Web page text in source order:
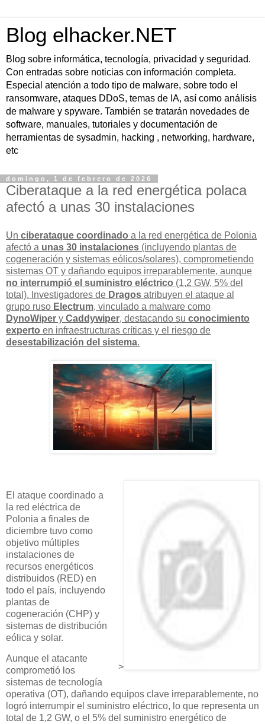
Blog elhacker.NET
Blog sobre informática, tecnología, privacidad y seguridad.
Con entradas sobre noticias con información completa.
Especial atención a todo tipo de malware, sobre todo el
ransomware, ataques DDoS, temas de IA, así como análisis
de malware y spyware. También se tratarán novedades de
software, manuales, tutoriales y documentación de
herramientas de sysadmin, hacking , networking, hardware,
etc
domingo, 1 de febrero de 2026
Ciberataque a la red energética polaca
afectó a unas 30 instalaciones
Un ciberataque coordinado a la red energética de Polonia
afectó a unas 30 instalaciones (incluyendo plantas de
cogeneración y sistemas eólicos/solares), comprometiendo
sistemas OT y dañando equipos irreparablemente, aunque
no interrumpió el suministro eléctrico (1,2 GW, 5% del
total). Investigadores de Dragos atribuyen el ataque al
grupo ruso Electrum, vinculado a malware como
DynoWiper y Caddywiper, destacando su conocimiento
experto en infraestructuras críticas y el riesgo de
desestabilización del sistema.
>
El ataque coordinado a
la red eléctrica de
Polonia a finales de
diciembre tuvo como
objetivo múltiples
instalaciones de
recursos energéticos
distribuidos (RED) en
todo el país, incluyendo
plantas de
cogeneración (CHP) y
sistemas de distribución
eólica y solar.
Aunque el atacante
comprometió los
sistemas de tecnología
operativa (OT), dañando equipos clave irreparablemente, no
logró interrumpir el suministro eléctrico, lo que representa un
total de 1,2 GW, o el 5% del suministro energético de